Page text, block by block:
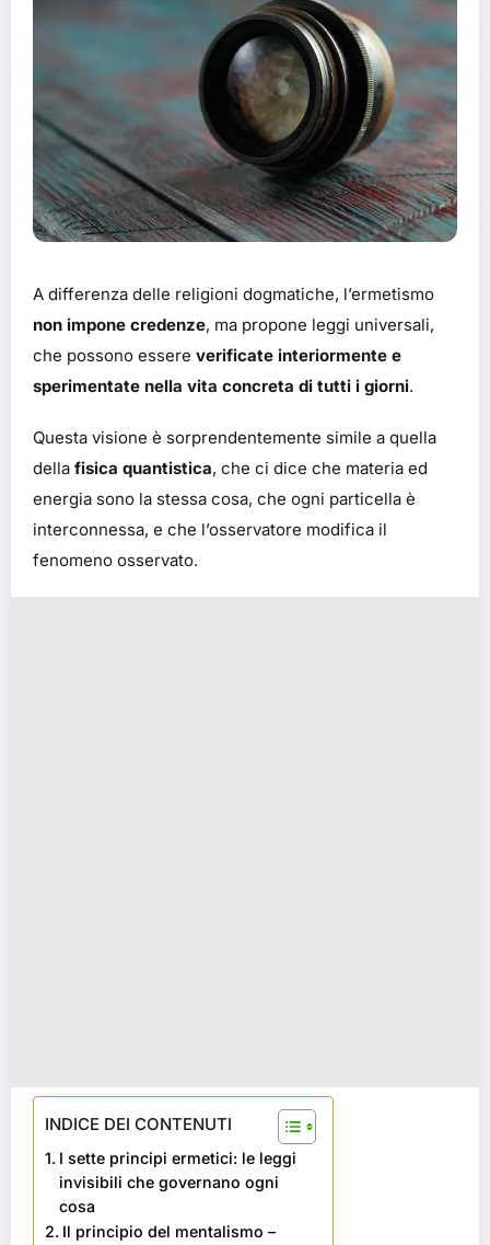
A differenza delle religioni dogmatiche, l’ermetismo
non impone credenze, ma propone leggi universali,
che possono essere verificate interiormente e
sperimentate nella vita concreta di tutti i giorni.
Questa visione è sorprendentemente simile a quella
della fisica quantistica, che ci dice che materia ed
energia sono la stessa cosa, che ogni particella è
interconnessa, e che l’osservatore modifica il
fenomeno osservato.
INDICE DEI CONTENUTI
I sette principi ermetici: le leggi
invisibili che governano ogni
cosa
Il principio del mentalismo –